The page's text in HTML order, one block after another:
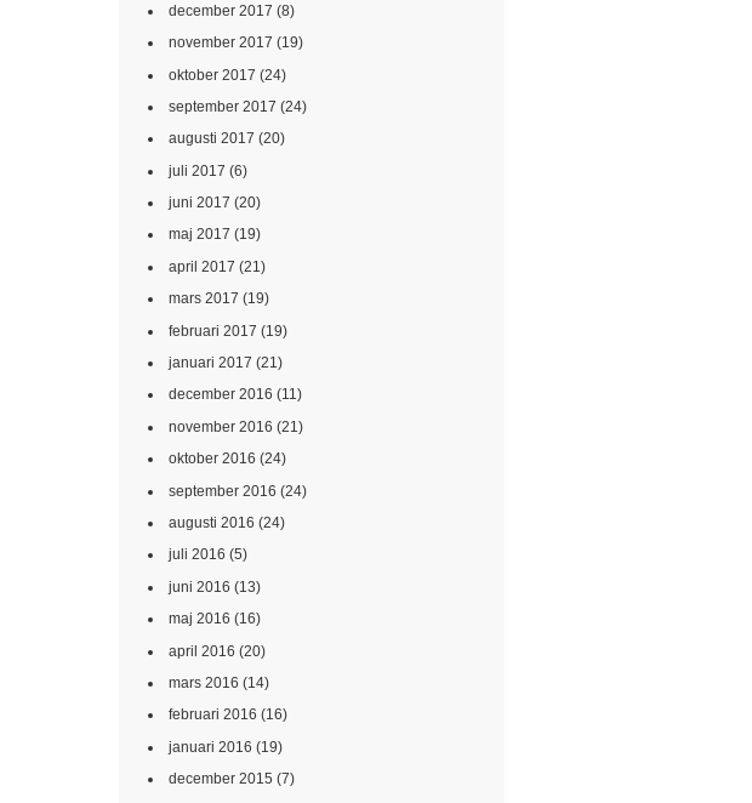
december 2017 (8)
november 2017 (19)
oktober 2017 (24)
september 2017 (24)
augusti 2017 (20)
juli 2017 (6)
juni 2017 (20)
maj 2017 (19)
april 2017 (21)
mars 2017 (19)
februari 2017 (19)
januari 2017 (21)
december 2016 (11)
november 2016 (21)
oktober 2016 (24)
september 2016 (24)
augusti 2016 (24)
juli 2016 (5)
juni 2016 (13)
maj 2016 (16)
april 2016 (20)
mars 2016 (14)
februari 2016 (16)
januari 2016 (19)
december 2015 (7)